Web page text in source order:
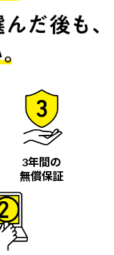
ーツ別
パソコン
Copilot+ PC
Windows 11| Copilot+ PC
3年間の
無償保証